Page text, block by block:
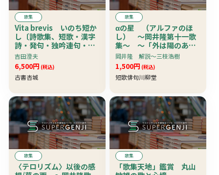
歌集
Vita brevis いのち短か
し〔詩歌集、短歌・漢字
詩・発句・独吟連句・散
文詩〕 武蔵野文庫4
珍本
吉田澄夫
6,500円 (税込)
古書杏城
歌集
αの星 （アルファのほ
し） 〜岡井隆第十一歌
集〜 〜「外は陽のあま
ねからむを戸ざしつつ寂
しき愛を学に注ぎ
ぬ」・・・・
岡井隆 解説〜三枝浩樹
1,500円 (税込)
短歌俳句川柳堂
歌集
〈テロリズム〉以後の感
歌集
「歌集天地」鑑賞 丸山